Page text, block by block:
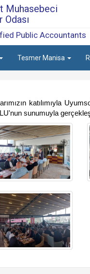
Muhasebeci
Public Accountants
Tesmer Manisa
katılımıyla
sunumuyla